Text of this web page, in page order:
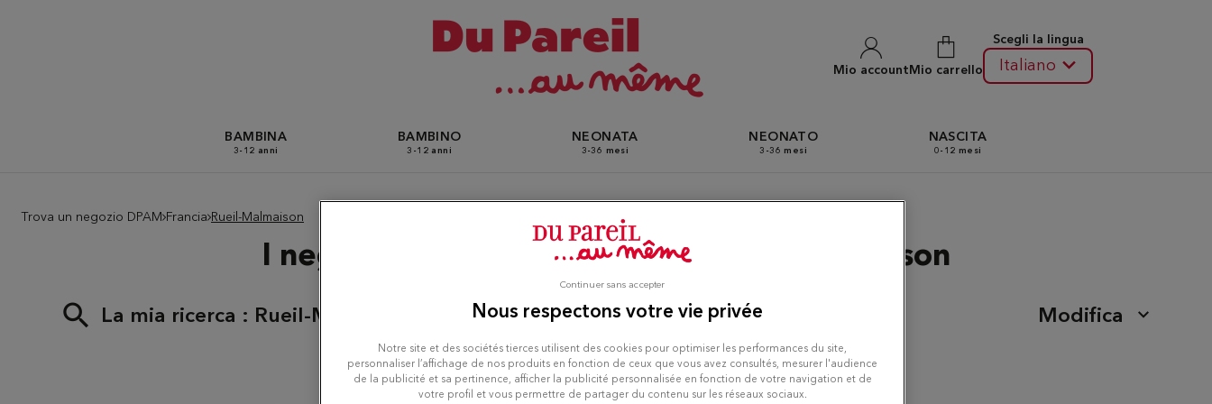
Mio account Mio carrello
Scegli la lingua
Italiano
BAMBINA
3-12 anni
BAMBINO
3-12 anni
NEONATA
3-36 mesi
NEONATO
3-36 mesi
NASCITA
0-12 mesi
Trova un negozio DPAM Francia Rueil-Malmaison
I negozi Du Pareil Au Même a Rueil-Malmaison
La mia ricerca : Rueil-Malmaison Modifica
Nous respectons votre vie privée
Notre site et des sociétés tierces utilisent des cookies pour optimiser les performances du site,
personnaliser l’affichage de nos produits en fonction de ceux que vous avez consultés, mesurer l'audience
de la publicité et sa pertinence, afficher la publicité personnalisée en fonction de votre navigation et de
votre profil et vous permettre de partager du contenu sur les réseaux sociaux.
Continuer sans accepter